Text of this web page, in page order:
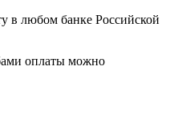
в любом банке Российской
оплаты можно